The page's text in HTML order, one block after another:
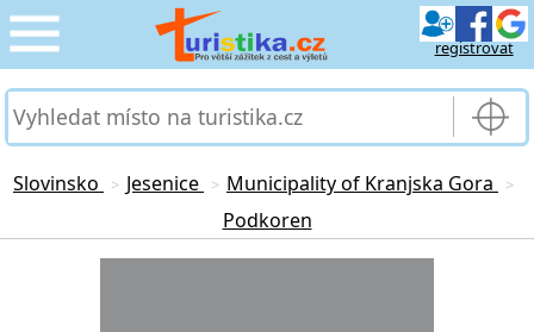
registrovat
CESTOVÁNÍ
Slovinsko > Jesenice > Municipality of Kranjska Gora >
Podkoren